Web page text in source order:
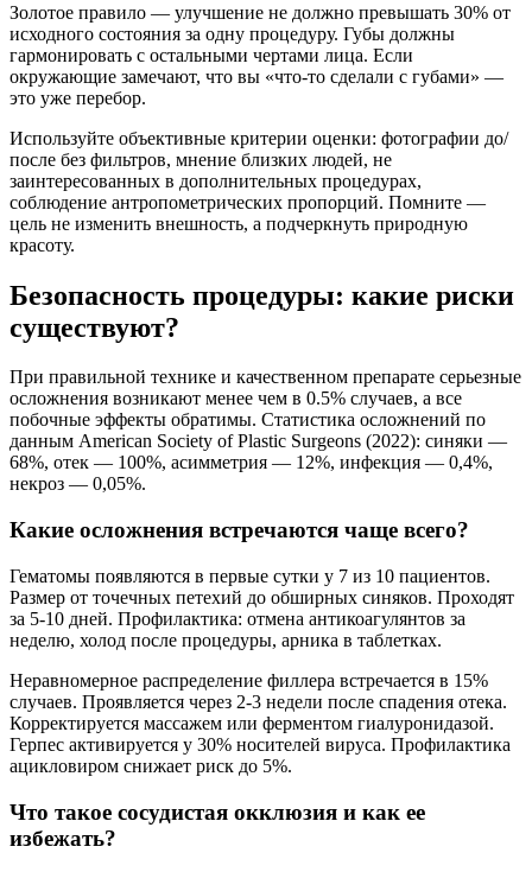
Золотое правило — улучшение не должно превышать 30% от
исходного состояния за одну процедуру. Губы должны
гармонировать с остальными чертами лица. Если
окружающие замечают, что вы «что-то сделали с губами» —
это уже перебор.
Используйте объективные критерии оценки: фотографии до/
после без фильтров, мнение близких людей, не
заинтересованных в дополнительных процедурах,
соблюдение антропометрических пропорций. Помните —
цель не изменить внешность, а подчеркнуть природную
красоту.
Безопасность процедуры: какие риски
существуют?
При правильной технике и качественном препарате серьезные
осложнения возникают менее чем в 0.5% случаев, а все
побочные эффекты обратимы. Статистика осложнений по
данным American Society of Plastic Surgeons (2022): синяки —
68%, отек — 100%, асимметрия — 12%, инфекция — 0,4%,
некроз — 0,05%.
Какие осложнения встречаются чаще всего?
Гематомы появляются в первые сутки у 7 из 10 пациентов.
Размер от точечных петехий до обширных синяков. Проходят
за 5-10 дней. Профилактика: отмена антикоагулянтов за
неделю, холод после процедуры, арника в таблетках.
Неравномерное распределение филлера встречается в 15%
случаев. Проявляется через 2-3 недели после спадения отека.
Корректируется массажем или ферментом гиалуронидазой.
Герпес активируется у 30% носителей вируса. Профилактика
ацикловиром снижает риск до 5%.
Что такое сосудистая окклюзия и как ее
избежать?